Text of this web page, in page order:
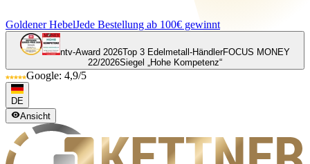
Goldener HebelJede Bestellung ab 100€ gewinnt
ntv-Award 2026Top 3 Edelmetall-HändlerFOCUS MONEY
22/2026Siegel „Hohe Kompetenz“
Google: 4,9/5
DE
Ansicht